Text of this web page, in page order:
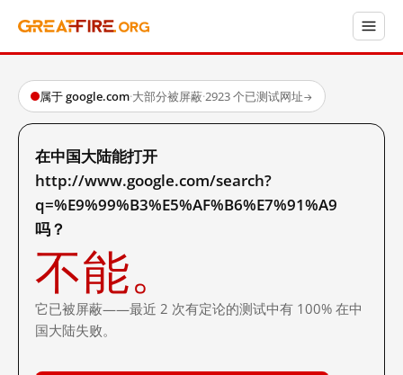
属于 google.com·大部分被屏蔽·2923 个已测试网址→
在中国大陆能打开
http://www.google.com/search?
q=%E9%99%B3%E5%AF%B6%E7%91%A9
吗？
不能。
它已被屏蔽——最近 2 次有定论的测试中有 100% 在中
国大陆失败。